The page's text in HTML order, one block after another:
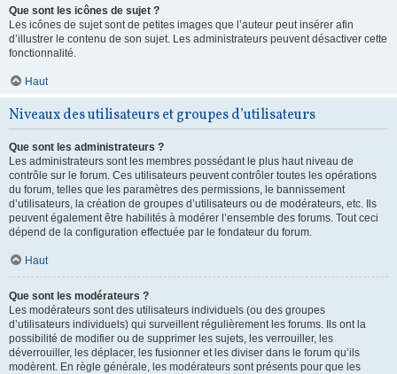
Que sont les icônes de sujet ?
Les icônes de sujet sont de petites images que l’auteur peut insérer afin
d’illustrer le contenu de son sujet. Les administrateurs peuvent désactiver cette
fonctionnalité.
Haut
Niveaux des utilisateurs et groupes d’utilisateurs
Que sont les administrateurs ?
Les administrateurs sont les membres possédant le plus haut niveau de
contrôle sur le forum. Ces utilisateurs peuvent contrôler toutes les opérations
du forum, telles que les paramètres des permissions, le bannissement
d’utilisateurs, la création de groupes d’utilisateurs ou de modérateurs, etc. Ils
peuvent également être habilités à modérer l’ensemble des forums. Tout ceci
dépend de la configuration effectuée par le fondateur du forum.
Haut
Que sont les modérateurs ?
Les modérateurs sont des utilisateurs individuels (ou des groupes
d’utilisateurs individuels) qui surveillent régulièrement les forums. Ils ont la
possibilité de modifier ou de supprimer les sujets, les verrouiller, les
déverrouiller, les déplacer, les fusionner et les diviser dans le forum qu’ils
modèrent. En règle générale, les modérateurs sont présents pour que les